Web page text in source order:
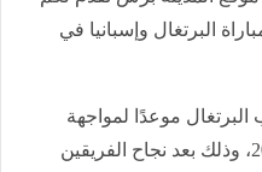
البرتغال وإسبانيا في
منتخب البرتغال موعدًا لمواجهة
إسبانيا، ببطولة كأس العالم 2026، وذلك بعد نجاح الفريقين